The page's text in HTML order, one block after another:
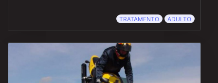
TRATAMENTO ADULTO